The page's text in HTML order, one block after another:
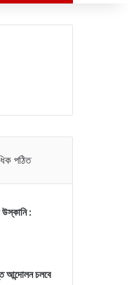
খুঁজুন
পঠিত
উস্কানি :
আন্দোলন চলবে